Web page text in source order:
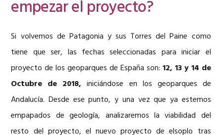
empezar el proyecto?
Si volvemos de Patagonia y sus Torres del Paine como
tiene que ser, las fechas seleccionadas para iniciar el
proyecto de los geoparques de España son: 12, 13 y 14 de
Octubre de 2018,iniciándose en los geoparques de
Andalucía. Desde ese punto, y una vez que ya estemos
empapados de geología, analizaremos la viabilidad del
resto del proyecto, el nuevo proyecto de elsoplo tras